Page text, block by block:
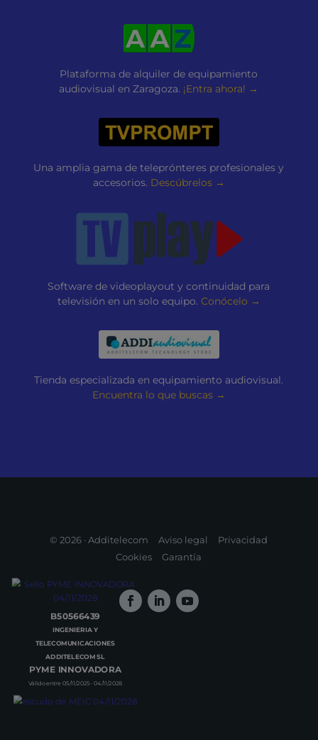
Plataforma de alquiler de equipamiento
audiovisual en Zaragoza. ¡Entra ahora! →
Una amplia gama de teleprónteres profesionales y
accesorios. Descúbrelos →
Software de videoplayout y continuidad para
televisión en un solo equipo. Conócelo →
Tienda especializada en equipamiento audiovisual.
Encuentra lo que buscas →
© 2026 · Additelecom Aviso legal
Privacidad
Cookies
Garantía
B50566439
INGENIERIA Y
TELECOMUNICACIONES
ADDITELECOM SL
PYME INNOVADORA
Válido entre 05/11/2025- 04/11/2028